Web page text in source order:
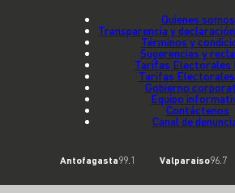
Quienes somos
Transparencia y
Términos y
Sugerencias y
Tarifas Electorales
Tarifas Electorales
Gobierno
Equipo
Contáctenos
Canal de
Antofagasta99.1 Valparaíso96.7